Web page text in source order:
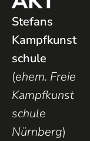
Stefans
Kampfkunst
schule
(ehem. Freie
Kampfkunst
schule
Nürnberg)